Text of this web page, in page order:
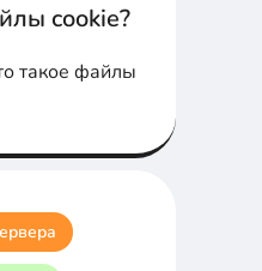
cookie?
такое файлы